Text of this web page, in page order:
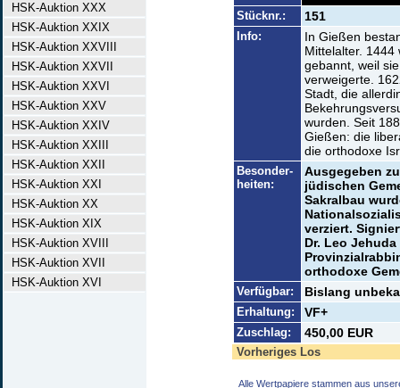
HSK-Auktion XXX
HSK-Auktion XXIX
HSK-Auktion XXVIII
HSK-Auktion XXVII
HSK-Auktion XXVI
HSK-Auktion XXV
HSK-Auktion XXIV
HSK-Auktion XXIII
HSK-Auktion XXII
HSK-Auktion XXI
HSK-Auktion XX
HSK-Auktion XIX
HSK-Auktion XVIII
HSK-Auktion XVII
HSK-Auktion XVI
Stücknr.: 151
Info:
In Gießen
Mittelalter. 1444
gebannt, weil
verweigerte.
Stadt, die
wurden. Seit
Gießen: die
die orthodoxe
Besonder-
heiten:
Ausgegeben
jüdischen
Sakralbau
verziert.
Dr. Leo
orthodoxe
Verfügbar: Bislang
Erhaltung: VF+
Zuschlag: 450,00 EUR
Vorheriges Los
Alle Wertpapiere stammen aus